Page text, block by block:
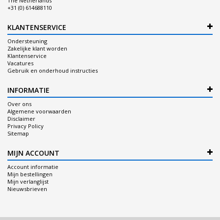
+31 (0) 614688110
KLANTENSERVICE
Ondersteuning
Zakelijke klant worden
Klantenservice
Vacatures
Gebruik en onderhoud instructies
INFORMATIE
Over ons
Algemene voorwaarden
Disclaimer
Privacy Policy
Sitemap
MIJN ACCOUNT
Account informatie
Mijn bestellingen
Mijn verlanglijst
Nieuwsbrieven